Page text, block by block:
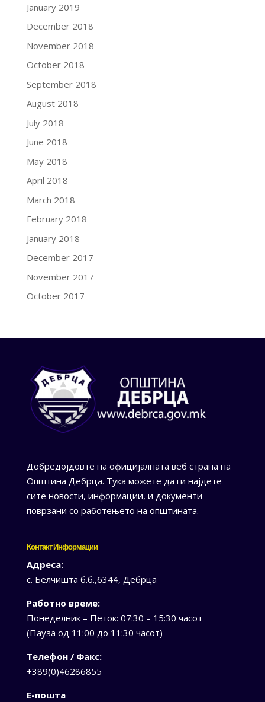
January 2019
December 2018
November 2018
October 2018
September 2018
August 2018
July 2018
June 2018
May 2018
April 2018
March 2018
February 2018
January 2018
December 2017
November 2017
October 2017
Добредојдовте на официјалната веб страна на
Општина Дебрца. Тука можете да ги најдете
сите новости, информации, и документи
поврзани со работењето на општината.
Контакт Информации
Адреса:
с. Белчишта б.б.,6344, Дебрца
Работно време:
Понеделник – Петок: 07:30 – 15:30 часот
(Пауза од 11:00 до 11:30 часот)
Телефон / Факс:
+389(0)46286855
Е-пошта